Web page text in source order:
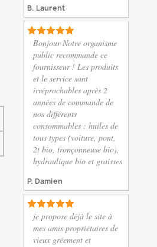
B. Laurent
Bonjour Notre organisme
public recommande ce
fournisseur ! Les produits
et le service sont
irréprochables après 2
années de commande de
nos différents
consommables : huiles de
tous types (voiture, pont,
2t bio, tronçonneuse bio),
hydraulique bio et graisses
P. Damien
je propose déjà le site à
mes amis propriétaires de
vieux gréement et